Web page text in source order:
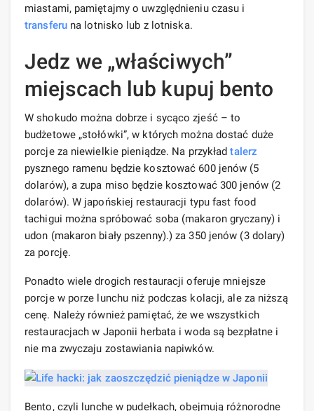
miastami, pamiętajmy o uwzględnieniu czasu i
transferuna lotnisko lub z lotniska.
Jedz we „właściwych”
miejscach lub kupuj bento
W shokudo można dobrze i sycąco zjeść – to
budżetowe „stołówki”, w których można dostać duże
porcje za niewielkie pieniądze. Na przykładtalerz
pysznego ramenu będzie kosztować 600 jenów (5
dolarów), a zupa miso będzie kosztować 300 jenów (2
dolarów). W japońskiej restauracji typu fast food
tachigui można spróbować soba (makaron gryczany) i
udon (makaron biały pszenny).) za 350 jenów (3 dolary)
za porcję.
Ponadto wiele drogich restauracji oferuje mniejsze
porcje w porze lunchu niż podczas kolacji, ale za niższą
cenę. Należy również pamiętać, że we wszystkich
restauracjach w Japonii herbata i woda są bezpłatne i
nie ma zwyczaju zostawiania napiwków.
Bento, czyli lunche w pudełkach, obejmują różnorodne